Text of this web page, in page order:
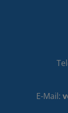
E-Mail: